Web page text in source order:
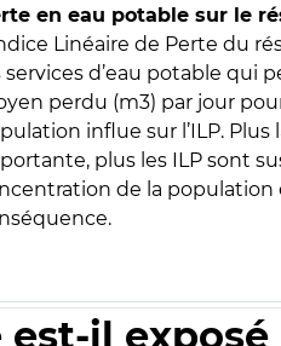
en eau potable sur le
Linéaire de Perte du
services d’eau potable qui
perdu (m3) par jour
influe sur l’ILP.
plus les ILP sont
de la population
il